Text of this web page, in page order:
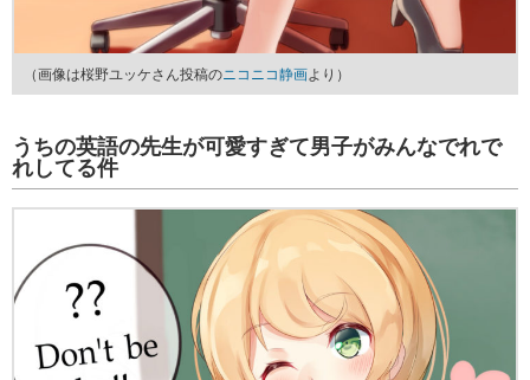
（画像は桜野ユッケさん投稿のニコニコ静画より）
うちの英語の先生が可愛すぎて男子がみんなでれで
れしてる件